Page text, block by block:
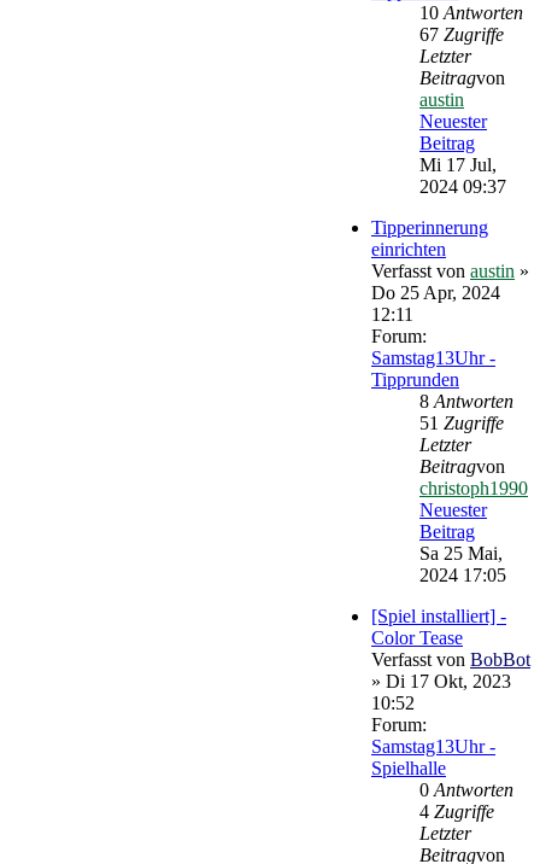
10 Antworten
67 Zugriffe
Letzter
Beitragvon
austin
Neuester
Beitrag
Mi 17 Jul,
2024 09:37
Tipperinnerung
einrichten
Verfasst von austin »
Do 25 Apr, 2024
12:11
Forum:
Samstag13Uhr -
Tipprunden
8 Antworten
51 Zugriffe
Letzter
Beitragvon
christoph1990
Neuester
Beitrag
Sa 25 Mai,
2024 17:05
[Spiel installiert] -
Color Tease
Verfasst von BobBot
» Di 17 Okt, 2023
10:52
Forum:
Samstag13Uhr -
Spielhalle
0 Antworten
4 Zugriffe
Letzter
Beitragvon